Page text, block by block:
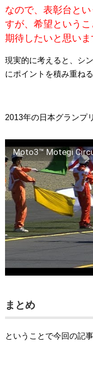
なので、表彰台と
すが、希望という
期待したいと思いま
現実的に考えると、シ
にポイントを積み重ね
2013年の日本グランプ
Moto3™ Motegi
まとめ
ということで今回の記